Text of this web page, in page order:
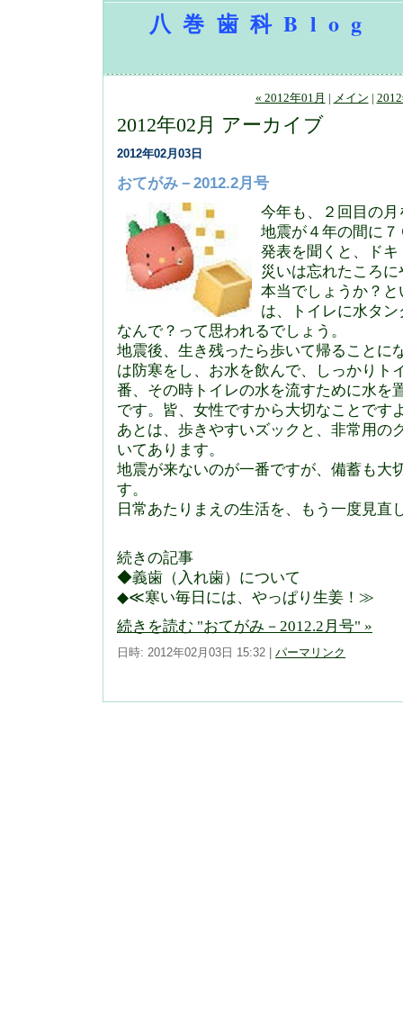
八巻歯科Blog
« 2012年01月 | メイン |
2012年02月 アーカイブ
2012年02月03日
おてがみ－2012.2月号
今年も、２回目の
地震が４年の間に
発表を聞くと、ド
災いは忘れたころ
本当でしょうか？
は、トイレに水タ
なんで？って思われるでしょう。
地震後、生き残ったら歩いて帰ることに
は防寒をし、お水を飲んで、しっかりト
番、その時トイレの水を流すために水を
です。皆、女性ですから大切なことです
あとは、歩きやすいズックと、非常用の
いてあります。
地震が来ないのが一番ですが、備蓄も大
す。
日常あたりまえの生活を、もう一度見直
続きの記事
◆義歯（入れ歯）について
◆≪寒い毎日には、やっぱり生姜！≫
続きを読む "おてがみ－2012.2月号" »
日時: 2012年02月03日 15:32 パーマリンク